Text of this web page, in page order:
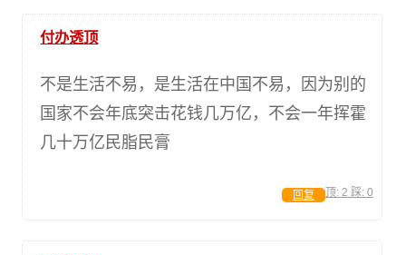
付办透顶
不是生活不易，是生活在中国不易，因为别的
国家不会年底突击花钱几万亿，不会一年挥霍
几十万亿民脂民膏
顶: 2 踩: 0
回复